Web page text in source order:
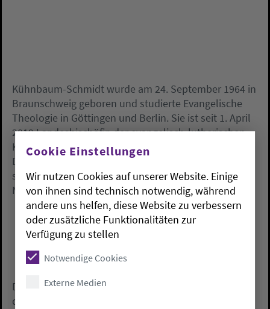
Kühnbaum-Schmidt wurde am 24. September 1964 in
Braunschweig geboren und studierte Evangelische
Theologie in Göttingen und Berlin. Sie ist seit 1. April
2019 Landesbischöfin der evangelisch-lutherischen
Kirche in Norddeutschland (Nordkirche). Seit
Dezember 2018 ist Kühnbaum-Schmidt
stellvertretende Vorsitzende des Deutschen
Nationalkomitees des Lutherischen Weltbundes.
Das Deutsche Nationalkomitee vertritt die elf
deutschen Mitgliedskirchen im Lutherischen
Cookie Einstellungen
Wir nutzen Cookies auf unserer Website. Einige
von ihnen sind technisch notwendig, während
andere uns helfen, diese Website zu verbessern
oder zusätzliche Funktionalitäten zur
Verfügung zu stellen
Notwendige Cookies
Externe Medien